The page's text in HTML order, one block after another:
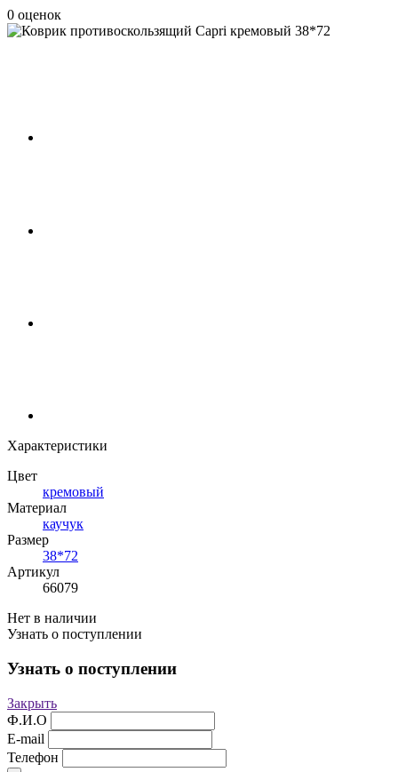
0 оценок
Характеристики
Цвет
кремовый
Материал
каучук
Размер
38*72
Артикул
66079
Нет в наличии
Узнать о поступлении
Узнать о поступлении
Закрыть
Ф.И.О
E-mail
Телефон